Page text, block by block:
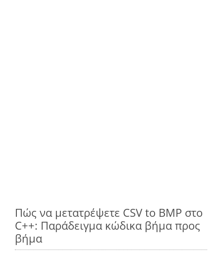
Πώς να μετατρέψετε CSV to BMP στο
C++: Παράδειγμα κώδικα βήμα προς
βήμα